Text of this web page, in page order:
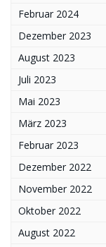
Februar 2024
Dezember 2023
August 2023
Juli 2023
Mai 2023
März 2023
Februar 2023
Dezember 2022
November 2022
Oktober 2022
August 2022